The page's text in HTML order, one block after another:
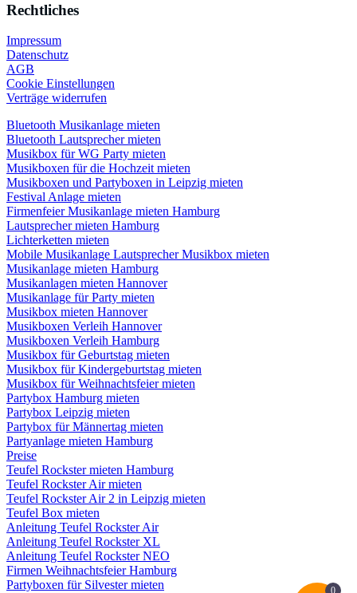
Rechtliches
Impressum
Datenschutz
AGB
Cookie Einstellungen
Verträge widerrufen
Bluetooth Musikanlage mieten
Bluetooth Lautsprecher mieten
Musikbox für WG Party mieten
Musikboxen für die Hochzeit mieten
Musikboxen und Partyboxen in Leipzig mieten
Festival Anlage mieten
Firmenfeier Musikanlage mieten Hamburg
Lautsprecher mieten Hamburg
Lichterketten mieten
Mobile Musikanlage Lautsprecher Musikbox mieten
Musikanlage mieten Hamburg
Musikanlagen mieten Hannover
Musikanlage für Party mieten
Musikbox mieten Hannover
Musikboxen Verleih Hannover
Musikboxen Verleih Hamburg
Musikbox für Geburtstag mieten
Musikbox für Kindergeburtstag mieten
Musikbox für Weihnachtsfeier mieten
Partybox Hamburg mieten
Partybox Leipzig mieten
Partybox für Männertag mieten
Partyanlage mieten Hamburg
Preise
Teufel Rockster mieten Hamburg
Teufel Rockster Air mieten
Teufel Rockster Air 2 in Leipzig mieten
Teufel Box mieten
Anleitung Teufel Rockster Air
Anleitung Teufel Rockster XL
Anleitung Teufel Rockster NEO
Firmen Weihnachtsfeier Hamburg
Partyboxen für Silvester mieten